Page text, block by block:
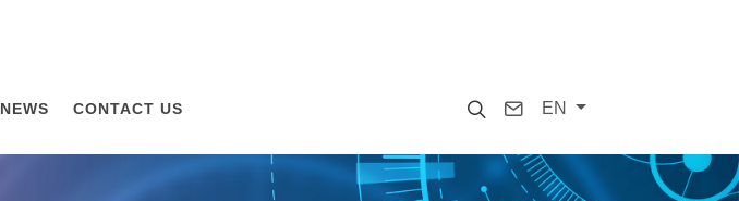
SearchContact
EN
NEWS CONTACT US